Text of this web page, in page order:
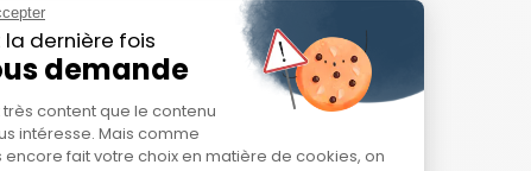
des rapports précis.
ATT&CK, TTPs, etc.).
à la fois de manière